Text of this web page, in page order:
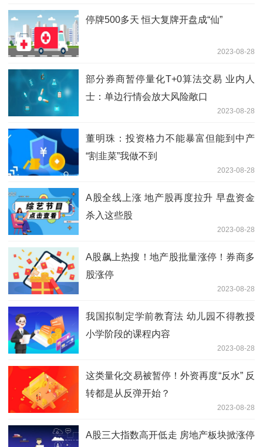
停牌500多天 恒大复牌开盘成“仙”
2023-08-28
部分券商暂停量化T+0算法交易 业内人
士：单边行情会放大风险敞口
2023-08-28
董明珠：投资格力不能暴富但能到中产
“割韭菜”我做不到
2023-08-28
A股全线上涨 地产股再度拉升 早盘资金
杀入这些股
2023-08-28
A股飙上热搜！地产股批量涨停！券商多
股涨停
2023-08-28
我国拟制定学前教育法 幼儿园不得教授
小学阶段的课程内容
2023-08-28
这类量化交易被暂停！外资再度“反水” 反
转都是从反弹开始？
2023-08-28
A股三大指数高开低走 房地产板块掀涨停